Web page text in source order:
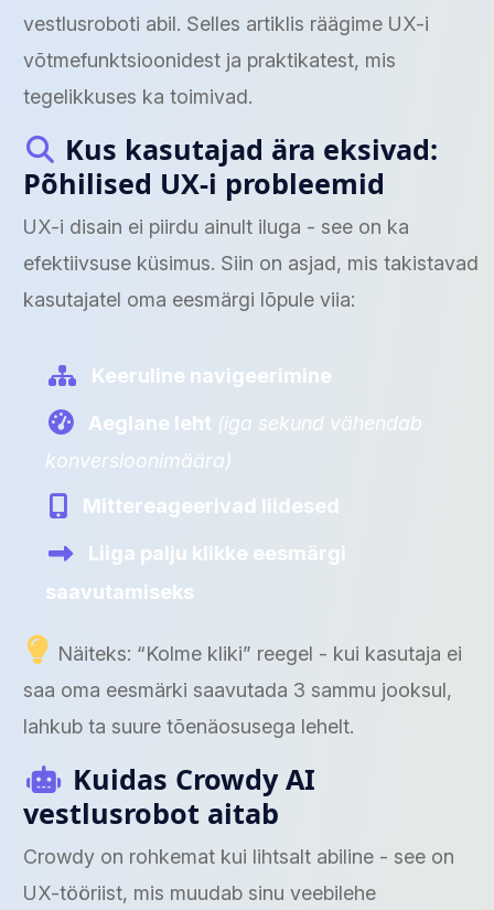
vestlusroboti abil. Selles artiklis räägime UX-i
võtmefunktsioonidest ja praktikatest, mis
tegelikkuses ka toimivad.
Kus kasutajad ära eksivad:
Põhilised UX-i probleemid
UX-i disain ei piirdu ainult iluga - see on ka
efektiivsuse küsimus. Siin on asjad, mis takistavad
kasutajatel oma eesmärgi lõpule viia:
Keeruline navigeerimine
Aeglane leht (iga sekund vähendab
konversioonimäära)
Mittereageerivad liidesed
Liiga palju klikke eesmärgi
saavutamiseks
Näiteks: “Kolme kliki” reegel - kui kasutaja ei
saa oma eesmärki saavutada 3 sammu jooksul,
lahkub ta suure tõenäosusega lehelt.
Kuidas Crowdy AI
vestlusrobot aitab
Crowdy on rohkemat kui lihtsalt abiline - see on
UX-tööriist, mis muudab sinu veebilehe